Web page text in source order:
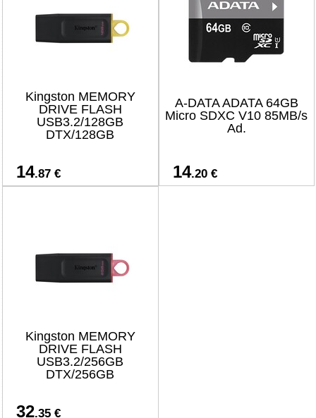
Kingston MEMORY
DRIVE FLASH
USB3.2/128GB
DTX/128GB
14.87 €
A-DATA ADATA 64GB
Micro SDXC V10 85MB/s
Ad.
14.20 €
Kingston MEMORY
DRIVE FLASH
USB3.2/256GB
DTX/256GB
32.35 €